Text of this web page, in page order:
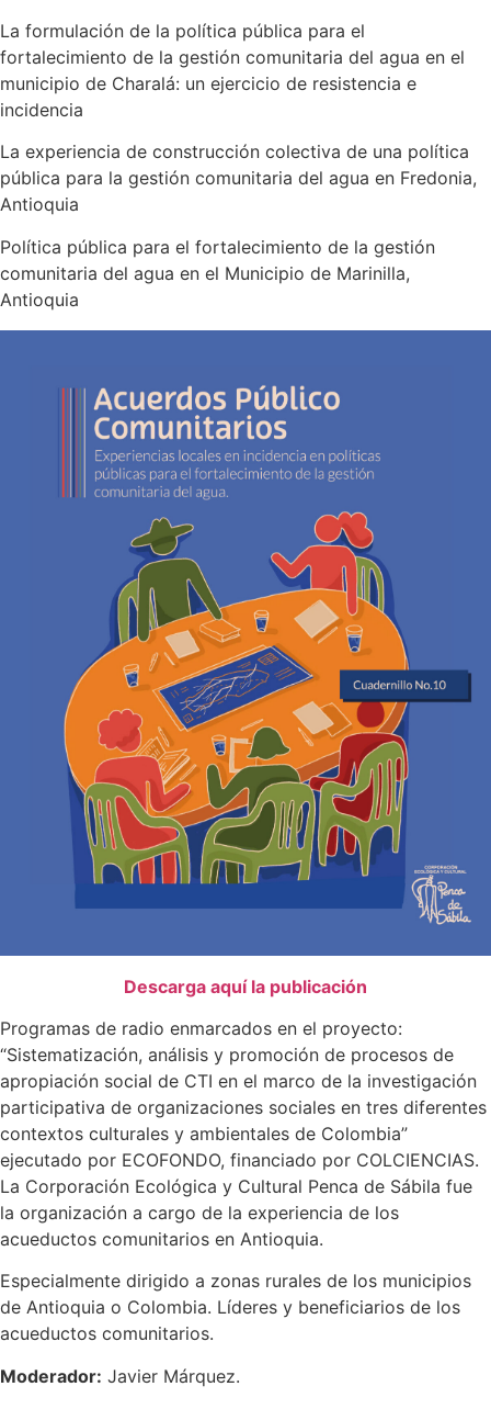
La formulación de la política pública para el
fortalecimiento de la gestión comunitaria del agua en el
municipio de Charalá: un ejercicio de resistencia e
incidencia
La experiencia de construcción colectiva de una política
pública para la gestión comunitaria del agua en Fredonia,
Antioquia
Política pública para el fortalecimiento de la gestión
comunitaria del agua en el Municipio de Marinilla,
Antioquia
Descarga aquí la publicación
Programas de radio enmarcados en el proyecto:
“Sistematización, análisis y promoción de procesos de
apropiación social de CTI en el marco de la investigación
participativa de organizaciones sociales en tres diferentes
contextos culturales y ambientales de Colombia”
ejecutado por ECOFONDO, financiado por COLCIENCIAS.
La Corporación Ecológica y Cultural Penca de Sábila fue
la organización a cargo de la experiencia de los
acueductos comunitarios en Antioquia.
Especialmente dirigido a zonas rurales de los municipios
de Antioquia o Colombia. Líderes y beneficiarios de los
acueductos comunitarios.
Moderador: Javier Márquez.